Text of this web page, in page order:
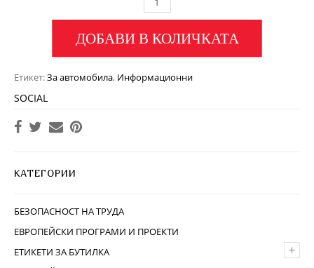
ДОБАВИ В КОЛИЧКАТА
Етикет:За автомобила, Информационни
SOCIAL
КАТЕГОРИИ
БЕЗОПАСНОСТ НА ТРУДА
ЕВРОПЕЙСКИ ПРОГРАМИ И ПРОЕКТИ
+
ЕТИКЕТИ ЗА БУТИЛКА